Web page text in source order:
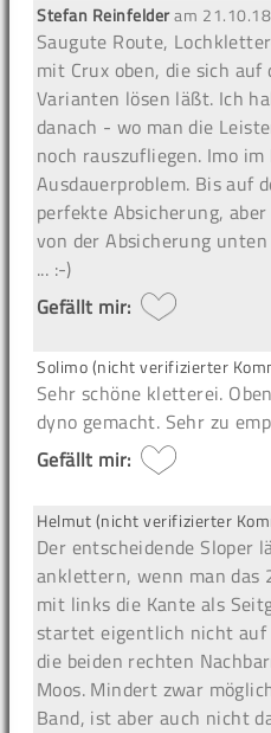
Stefan Reinfelderam 21.10.18
Saugute Route,
mit Crux oben, die sich
Varianten lösen läßt. Ich
danach - wo man die
noch rauszufliegen. Imo
Ausdauerproblem. Bis auf
perfekte Absicherung,
von der Absicherung
... :-)
Gefällt mir:
Solimo (nicht verifizierter
Sehr schöne kletterei.
dyno gemacht. Sehr zu
Gefällt mir:
Helmut (nicht verifizierter
Der entscheidende Sloper
anklettern, wenn man das
mit links die Kante als
startet eigentlich nicht auf
die beiden rechten
Moos. Mindert zwar
Band, ist aber auch nicht